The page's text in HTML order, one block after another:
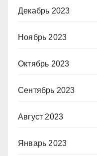
Декабрь 2023
Ноябрь 2023
Октябрь 2023
Сентябрь 2023
Август 2023
Январь 2023